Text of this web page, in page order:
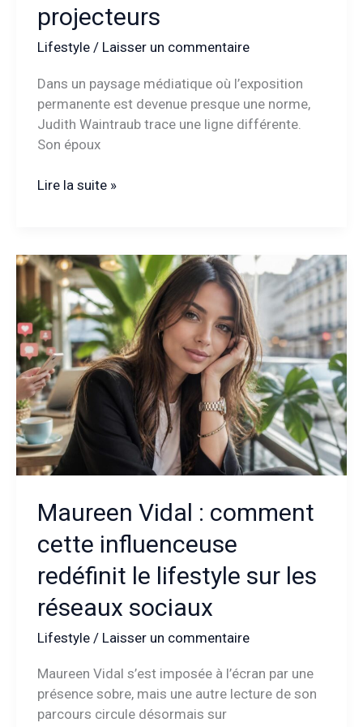
projecteurs
Lifestyle/ Laisser un commentaire
Dans un paysage médiatique où l’exposition
permanente est devenue presque une norme,
Judith Waintraub trace une ligne différente.
Son époux
Judith
époux
une
histoire
discrète
au
cœur
des
projecteurs
Lire la suite »
Maureen Vidal : comment
cette influenceuse
redéfinit le lifestyle sur les
réseaux sociaux
Lifestyle/ Laisser un commentaire
Maureen Vidal s’est imposée à l’écran par une
présence sobre, mais une autre lecture de son
parcours circule désormais sur